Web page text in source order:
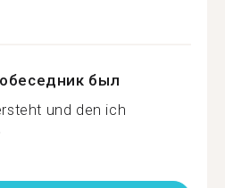
был
und den ich